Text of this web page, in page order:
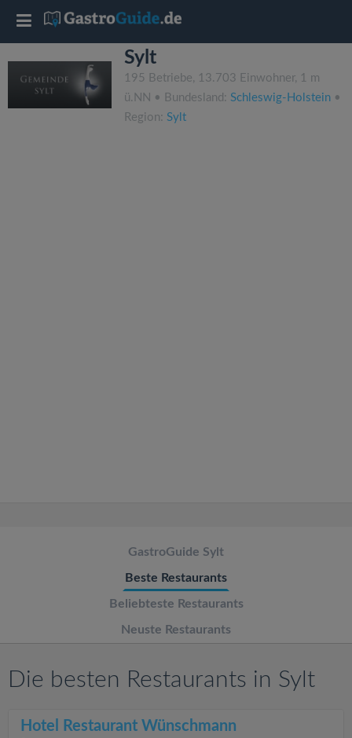
Sylt
195 Betriebe, 13.703 Einwohner, 1 m
ü.NN • Bundesland: Schleswig-Holstein •
Region: Sylt
GastroGuide Sylt
Beste Restaurants
Beliebteste Restaurants
Neuste Restaurants
Die besten Restaurants in Sylt
Hotel Restaurant Wünschmann
T
o
n